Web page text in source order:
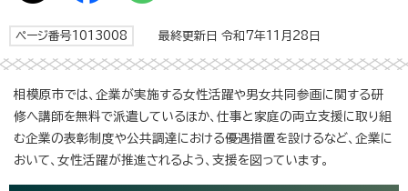
ページ番号1013008 最終更新日 令和7年11月28日
相模原市では、企業が実施する女性活躍や男女共同参画に関する研
修へ講師を無料で派遣しているほか、仕事と家庭の両立支援に取り組
む企業の表彰制度や公共調達における優遇措置を設けるなど、企業に
おいて、女性活躍が推進されるよう、支援を図っています。